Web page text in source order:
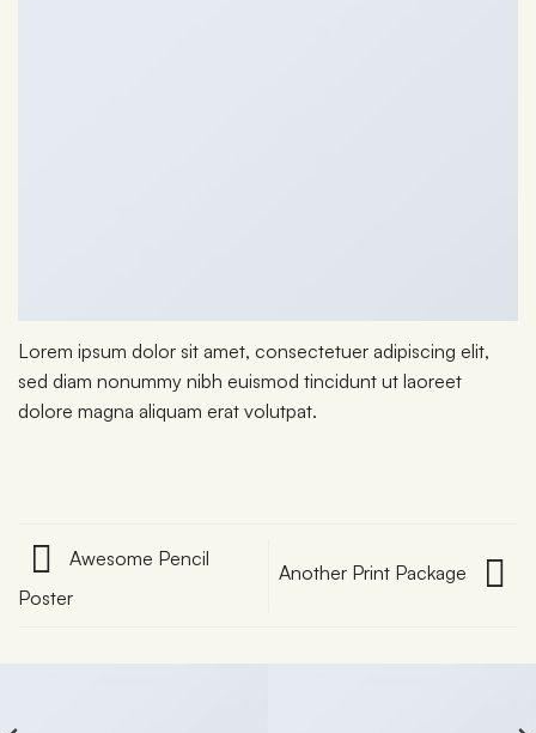
Lorem ipsum dolor sit amet, consectetuer adipiscing elit,
sed diam nonummy nibh euismod tincidunt ut laoreet
dolore magna aliquam erat volutpat.
Awesome Pencil
Poster
Another Print Package